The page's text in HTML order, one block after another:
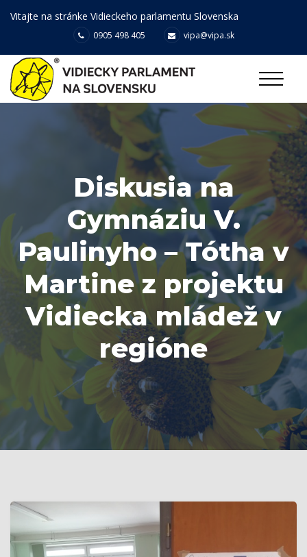
Vitajte na stránke Vidieckeho parlamentu Slovenska
0905 498 405 vipa@vipa.sk
Diskusia na
Gymnáziu V.
Paulinyho – Tótha v
Martine z projektu
Vidiecka mládež v
regióne